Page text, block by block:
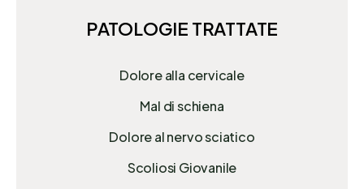
PATOLOGIE TRATTATE
Dolore alla cervicale
Mal di schiena
Dolore al nervo sciatico
Scoliosi Giovanile